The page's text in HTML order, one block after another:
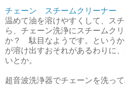
チェーン スチームクリーナー
温めて油を溶けやすくして、ス
ら、チェーン洗浄にスチームク
か？ 駄目なようです。というか
が溶け出すおそれがあるわりに
いとか。
超音波洗浄器でチェーンを洗っ